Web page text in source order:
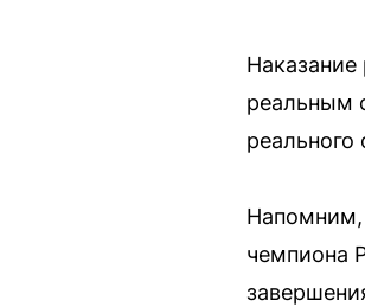
реальным
реального
Напомним,
чемпиона